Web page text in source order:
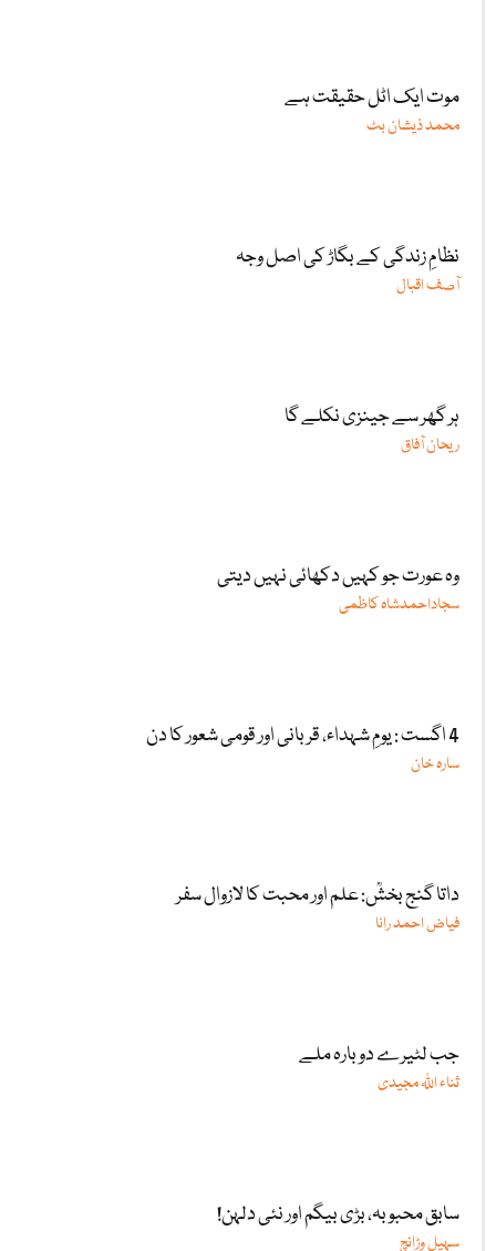
موت ایک اٹل حقیقت ہے
محمد ذیشان بٹ
نظامِ زندگی کے بگاڑ کی اصل وجہ
آصف اقبال
ہر گھر سے جینزی نکلے گا
ریحان آفاق
وہ عورت جو کہیں دکھائی نہیں دیتی
سجاداحمدشاہ کاظمی
4 اگست : یومِ شہداء، قربانی اور قومی شعور کا دن
سارہ خان
داتا گنج بخشؒ: علم اور محبت کا لازوال سفر
فیاض احمد رانا
جب لٹیرے دوبارہ ملے
ثناء اللّٰہ مجیدی
سابق محبوبہ، بڑی بیگم اور نئی دلہن!
سہیل وڑائچ